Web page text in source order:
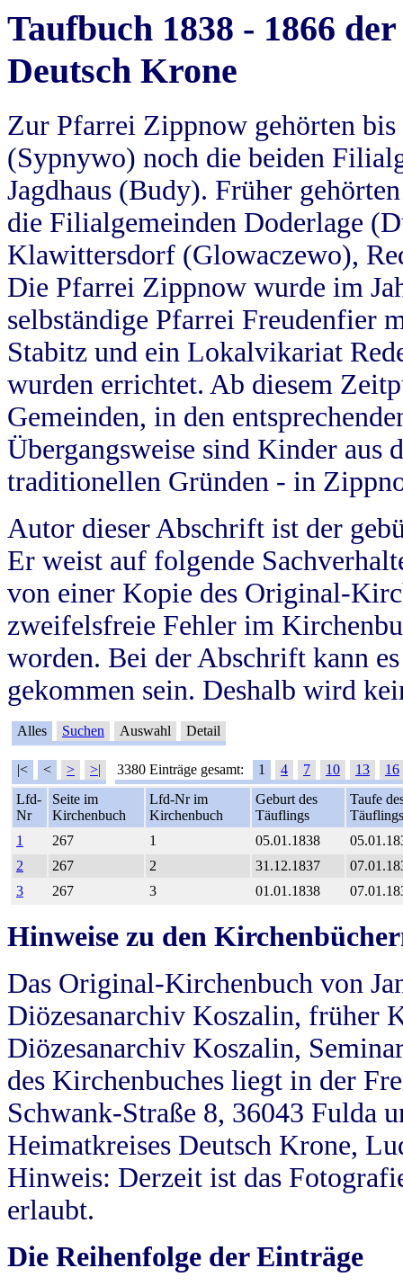
Taufbuch 1838 - 1866
Deutsch Krone
Zur Pfarrei Zippnow gehörten
(Sypnywo) noch die beiden
Jagdhaus (Budy). Früher
die Filialgemeinden Doderlage
Klawittersdorf (Glowaczewo),
Die Pfarrei Zippnow wurde im
selbständige Pfarrei Freudenfier
Stabitz und ein Lokalvikariat
wurden errichtet. Ab diesem
Gemeinden, in den
Übergangsweise sind Kinder aus
traditionellen Gründen - in
Autor dieser Abschrift ist der
Er weist auf folgende
von einer Kopie des Original-
zweifelsfreie Fehler im
worden. Bei der Abschrift kann
gekommen sein. Deshalb wird
Alles Suchen Auswahl Detail
|< < > >| 3380 Einträge gesamt: 1 4 7 10 13
16
Lfd-
Nr
Seite im
Kirchenbuch
Lfd-Nr im
Kirchenbuch
Geburt des
Täuflings
Taufe
Täuflings
1
267 1 05.01.1838
2
267 2 31.12.1837
3
267 3 01.01.1838
Hinweise zu den
Das Original-Kirchenbuch von
Diözesanarchiv Koszalin, früher
Diözesanarchiv Koszalin,
des Kirchenbuches liegt in der
Schwank-Straße 8, 36043 Fulda
Heimatkreises Deutsch Krone,
Hinweis: Derzeit ist das
erlaubt.
Die Reihenfolge der Einträge